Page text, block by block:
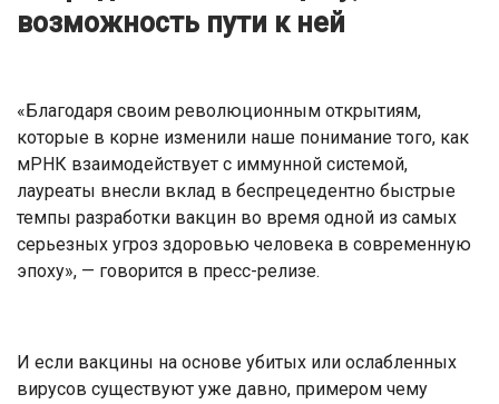
возможность пути к ней
«Благодаря своим революционным открытиям,
которые в корне изменили наше понимание того, как
мРНК взаимодействует с иммунной системой,
лауреаты внесли вклад в беспрецедентно быстрые
темпы разработки вакцин во время одной из самых
серьезных угроз здоровью человека в современную
эпоху», — говорится в пресс-релизе.
И если вакцины на основе убитых или ослабленных
вирусов существуют уже давно, примером чему